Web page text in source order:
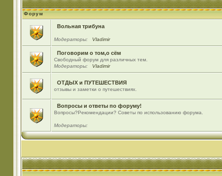
Форум
Вольная трибуна
Модераторы: Vladimir
Поговорим о том,о сём
Свободный форум для различных тем.
Модераторы:
Vladimir
ОТДЫХ и ПУТЕШЕСТВИЯ
отзывы и заметки о путешествиях.
Вопросы и ответы по форуму!
Вопросы?Рекомендации? Советы по использованию форума.
Модераторы: